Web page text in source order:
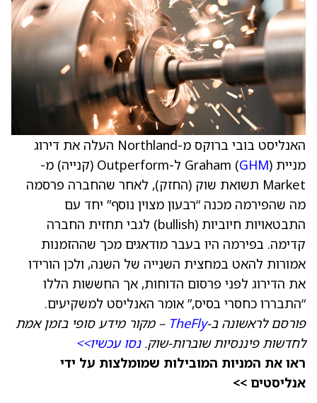
האנליסט בובי ברוקס מ-Northland העלה את דירוג
מניית Graham ( GHM
) ל-Outperform (קנייה) מ-
Market תשואת שוק (החזק), לאחר שהחברה פרסמה
מה שהפירמה מכנה “רבעון מצוין נוסף” יחד עם
התבטאויות חיוביות (bullish) לגבי תחזית החברה
קדימה. בפירמה היו בעבר מודאגים מכך שההזמנות
אמורות להאט במחצית השנייה של השנה, ולכן הורידו
את הדירוג לפני פרסום הדוחות, אך החששות הללו
“התבררו כחסרי בסיס,” אומר האנליסט למשקיעים.
פורסם לראשונה ב-TheFly – מקור מידע סופי בזמן אמת
לחדשות פיננסיות שוברות-שוק.נסו עכשיו>>
ראו את המניות המובילות שמומלצות על ידי
אנליסטים >>